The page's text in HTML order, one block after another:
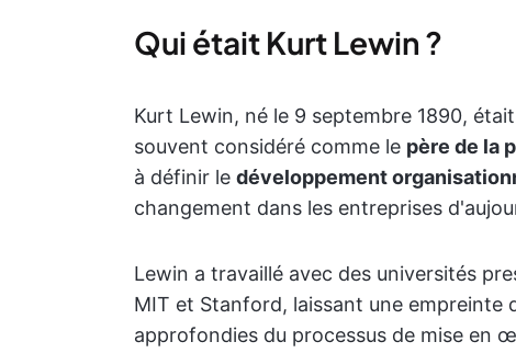
Qui était Kurt Lewin ?
Kurt Lewin, né le 9 septembre 1890,
souvent considéré comme le père de la
à définir le développement
changement dans les entreprises
Lewin a travaillé avec des universités
MIT et Stanford, laissant une empreinte
approfondies du processus de mise en